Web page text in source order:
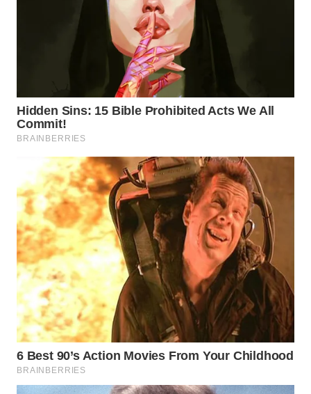
WAHANA
WAHANA
LISTRIK
WAHANA
TRAVEL
WAHANA
TV
WAHANANEWS
ID
WAHANANEWS
CO ID
WAHANANEWS